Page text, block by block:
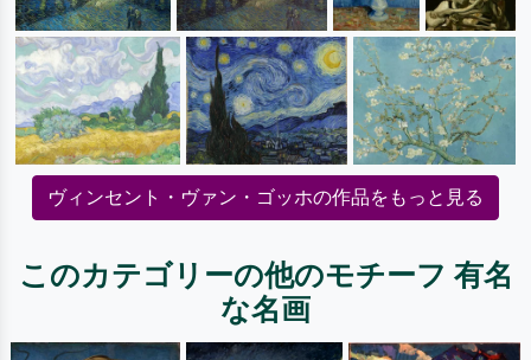
ヴィンセント・ヴァン・ゴッホの作品をもっと見る
このカテゴリーの他のモチーフ 有名
な名画